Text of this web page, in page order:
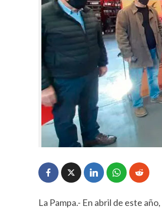
La Pampa.- En abril de este año,